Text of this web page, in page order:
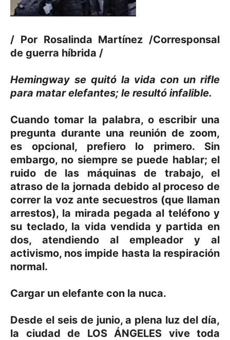
/ Por Rosalinda Martínez /Corresponsal
de guerra híbrida /
Hemingway se quitó la vida con un rifle
para matar elefantes; le resultó infalible.
Cuando tomar la palabra, o escribir una
pregunta durante una reunión de zoom,
es opcional, prefiero lo primero. Sin
embargo, no siempre se puede hablar; el
ruido de las máquinas de trabajo, el
atraso de la jornada debido al proceso de
correr la voz ante secuestros (que llaman
arrestos), la mirada pegada al teléfono y
su teclado, la vida vendida y partida en
dos, atendiendo al empleador y al
activismo, nos impide hasta la respiración
normal.
Cargar un elefante con la nuca.
Desde el seis de junio, a plena luz del día,
la ciudad de LOS ÁNGELES vive toda